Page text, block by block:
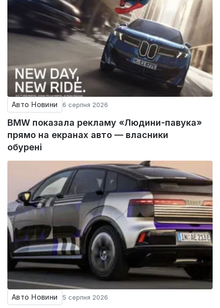
Авто Новини 6 серпня 2026
BMW показала рекламу «Людини-павука»
прямо на екранах авто — власники
обурені
Авто Новини 5 серпня 2026